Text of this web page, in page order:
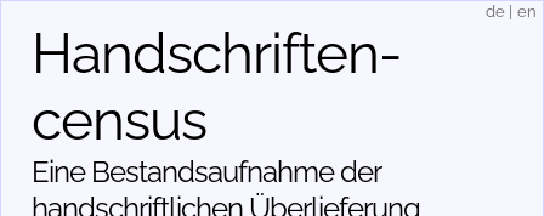
Handschriften­
census
Eine Bestandsaufnahme der
handschriftlichen Über­lieferung
de en